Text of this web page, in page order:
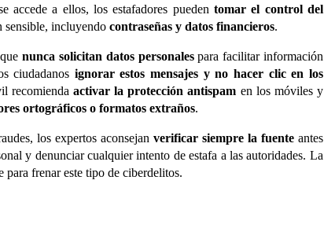
accede a ellos, los estafadores pueden tomar el control del
sensible, incluyendocontraseñas y datos financieros.
nunca solicitan datos personalespara facilitar información
ciudadanos ignorar estos mensajes y no hacer clic en los
recomiendaactivar la protección antispam en los móviles y
ortográficos o formatos extraños.
los expertos aconsejanverificar siempre la fuenteantes
y denunciar cualquier intento de estafa a las autoridades. La
para frenar este tipo de ciberdelitos.